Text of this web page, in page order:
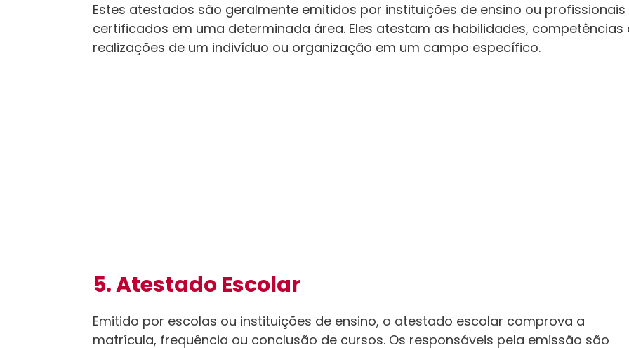
Estes atestados são geralmente emitidos por instituições de ensino ou profissionais
certificados em uma determinada área. Eles atestam as habilidades, competências
realizações de um indivíduo ou organização em um campo específico.
5. Atestado Escolar
Emitido por escolas ou instituições de ensino, o atestado escolar comprova a
matrícula, frequência ou conclusão de cursos. Os responsáveis pela emissão são